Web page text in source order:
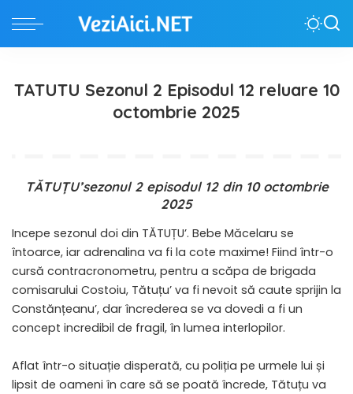
TATUTU Sezonul 2 Episodul 12 reluare 10
octombrie 2025
TĂTUȚU’sezonul 2 episodul 12 din 10 octombrie
2025
Incepe sezonul doi din TĂTUȚU’. Bebe Măcelaru se
întoarce, iar adrenalina va fi la cote maxime! Fiind într-o
cursă contracronometru, pentru a scăpa de brigada
comisarului Costoiu, Tătuțu’ va fi nevoit să caute sprijin la
Constănțeanu’, dar încrederea se va dovedi a fi un
concept incredibil de fragil, în lumea interlopilor.
Aflat într-o situație disperată, cu poliția pe urmele lui și
lipsit de oameni în care să se poată încrede, Tătuțu va